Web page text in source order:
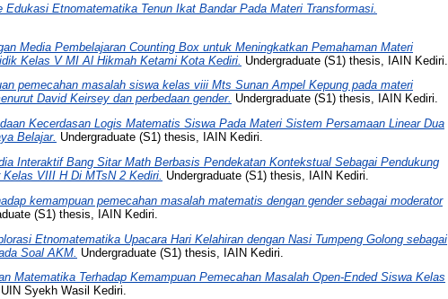
Edukasi Etnomatematika Tenun Ikat Bandar Pada Materi Transformasi.
Media Pembelajaran Counting Box untuk Meningkatkan Pemahaman Materi
Kelas V MI Al Hikmah Ketami Kota Kediri. Undergraduate (S1) thesis, IAIN Kediri.
pemecahan masalah siswa kelas viii Mts Sunan Ampel Kepung pada materi
David Keirsey dan perbedaan gender. Undergraduate (S1) thesis, IAIN Kediri.
Kecerdasan Logis Matematis Siswa Pada Materi Sistem Persamaan Linear Dua
Belajar. Undergraduate (S1) thesis, IAIN Kediri.
Interaktif Bang Sitar Math Berbasis Pendekatan Kontekstual Sebagai Pendukung
VIII H Di MTsN 2 Kediri.
Undergraduate (S1) thesis, IAIN Kediri.
kemampuan pemecahan masalah matematis dengan gender sebagai moderator
(S1) thesis, IAIN Kediri.
Etnomatematika Upacara Hari Kelahiran dengan Nasi Tumpeng Golong sebagai
Soal AKM.
Undergraduate (S1) thesis, IAIN Kediri.
Matematika Terhadap Kemampuan Pemecahan Masalah Open-Ended Siswa Kelas
Syekh Wasil Kediri.